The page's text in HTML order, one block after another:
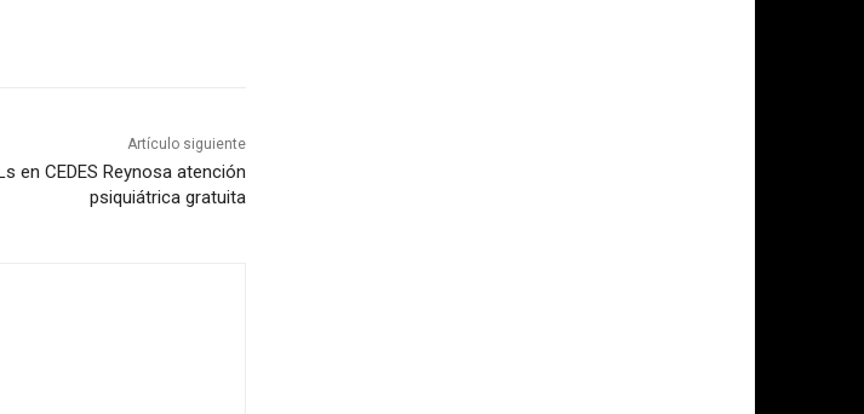
Artículo siguiente
en CEDES Reynosa atención
psiquiátrica gratuita